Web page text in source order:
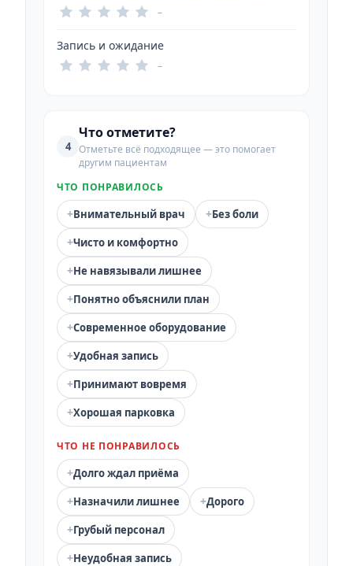
–
Запись и ожидание
–
4
Что отметите?
Отметьте всё подходящее — это помогает
другим пациентам
ЧТО ПОНРАВИЛОСЬ
+Внимательный врач +Без боли
+Чисто и комфортно
+Не навязывали лишнее
+Понятно объяснили план
+Современное оборудование
+Удобная запись
+Принимают вовремя
+Хорошая парковка
ЧТО НЕ ПОНРАВИЛОСЬ
+Долго ждал приёма
+Назначили лишнее +Дорого
+Грубый персонал
+Неудобная запись